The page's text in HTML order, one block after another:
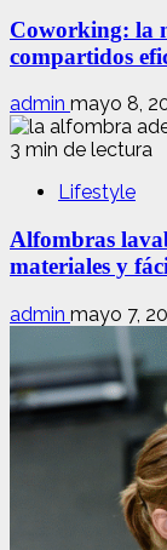
Coworking: la
compartidos
admin mayo 8,
3 min de lectura
Lifestyle
Alfombras
materiales y
admin mayo 7,